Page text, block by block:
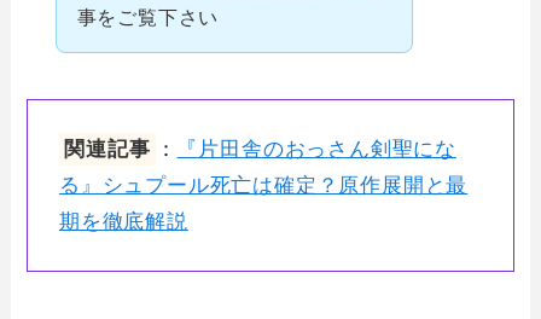
事をご覧下さい
関連記事 ：
『片田舎のおっさん剣聖にな
る』シュプール死亡は確定？原作展開と最
期を徹底解説